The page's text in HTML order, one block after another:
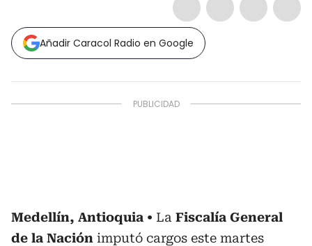
Añadir Caracol Radio en Google
Medellín, Antioquia La Fiscalía General
de la Nación imputó cargos este martes